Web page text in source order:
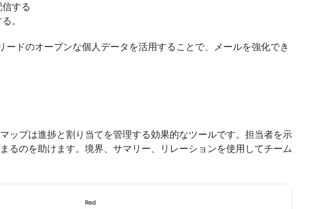
する
。
ドのオープンな個人データを活用することで、メールを強化でき
ップは進捗と割り当てを管理する効果的なツールです。担当者を示
るのを助けます。境界、サマリー、リレーションを使用してチーム